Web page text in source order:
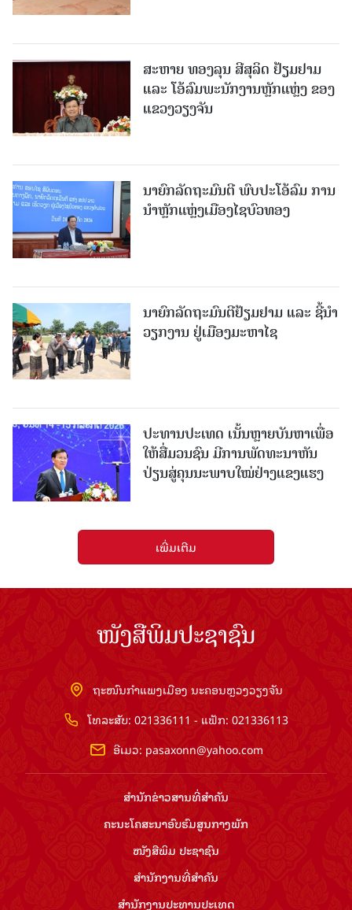
ສະຫາຍ ທອງລຸນ ສີສຸລິດ ຢ້ຽມຢາມ
ແລະ ໂອ້ລົມພະນັກງານຫຼັກແຫຼ່ງ ຂອງ
ແຂວງວຽງຈັນ
ນາຍົກລັດຖະມົນຕີ ພົບປະໂອ້ລົມ ການ
ນຳຫຼັກແຫຼ່ງເມືອງໄຊບົວທອງ
ນາຍົກລັດຖະມົນຕີຢ້ຽມຢາມ ແລະ ຊີ້ນຳ
ວຽກງານ ຢູ່ເມືອງມະຫາໄຊ
ປະທານປະເທດ ເນັ້ນຫຼາຍບັນຫາເພື່ອ
ໃຫ້ສື່ມວນຊົນ ມີການພັດທະນາຫັນ
ປ່ຽນສູ່ຄຸນນະພາບໃໝ່ຢ່າງແຂງແຮງ
ເພີ່ມເຕີມ
ໜັງສືພິມປະຊາຊົນ
ຖະໜົນກຳແພງເມືອງ ນະຄອນຫຼວງວຽງຈັນ
ໂທລະສັບ: 021336111 - ແຟັກ: 021336113
ອີເມວ: pasaxonn@yahoo.com
ສຳ​ນັກ​ຂ່າວ​ສານ​ທີ່​ສຳ​ຄັນ​
ຄະນະໂຄສະນາອົບຮົມ​ສູນ​ກາງ​ພັກ
ໜັງສືພິມ ປະ​ຊາ​ຊົນ
ສຳ​ນັກ​ງານ​ທີ່​ສຳ​ຄັນ
ສຳ​ນັກ​ງານ​ປະ​ທານ​ປະ​ເທດ